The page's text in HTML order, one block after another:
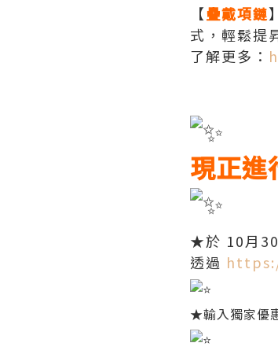
【疊戴項鏈
式，輕鬆提
了解更多：
現正進
★於 10月30
透過
★輸入獨家優